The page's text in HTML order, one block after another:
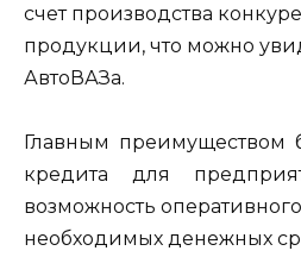
счет производства
продукции, что можно
АвтоВАЗа.
Главным преимуществом
кредита для
возможность
необходимых денежных